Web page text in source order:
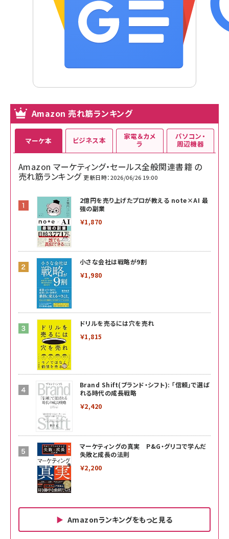
Amazon 売れ筋ランキング
マーケ本
Amazon マーケティング・セールス全般関連書籍 の
売れ筋ランキング 更新日時：2026/06/26 19:00
2億円を売り上げたプロが教える note×AI 最
強の副業
￥1,870
小さな会社は戦略が9割
￥1,980
ドリルを売るには穴を売れ
￥1,815
Brand Shift(ブランド・シフト): 「信頼」で選ば
れる時代の成長戦略
￥2,420
マーケティングの真実 P&G・グリコで学んだ
失敗と成長の法則
￥2,200
Amazonランキングをもっと見る
ビジネス本 家電＆カメ
ラ
パソコン・
周辺機器